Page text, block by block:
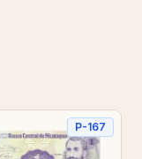
P-167